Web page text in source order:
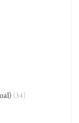
(34)